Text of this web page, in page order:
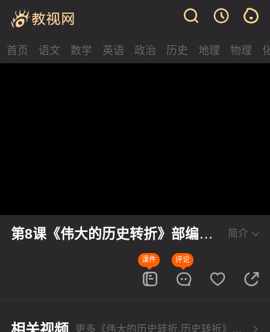
首页 语文 数学 英语 政治 历史 地理 物理
简介
第8课《伟大的历史转折》部编版
历史八年级下册优质课视频
评论
课件
更多《伟大的历史转折,历史转折》相关视频